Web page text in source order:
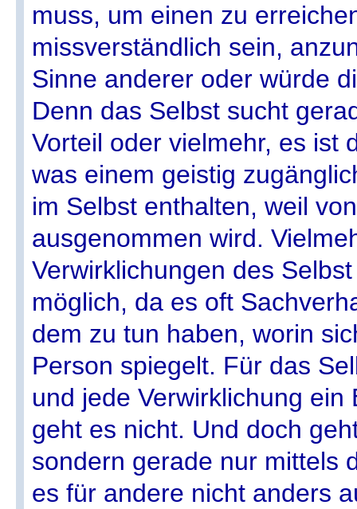
muss, um einen zu
missverständlich sein,
Sinne anderer oder würde
Denn das Selbst sucht
Vorteil oder vielmehr, es ist
was einem geistig
im Selbst enthalten, weil
ausgenommen wird.
Verwirklichungen des
möglich, da es oft
dem zu tun haben, worin
Person spiegelt. Für das
und jede Verwirklichung
geht es nicht. Und doch
sondern gerade nur mittels
es für andere nicht anders